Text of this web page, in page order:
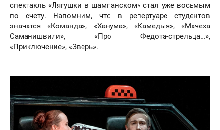
спектакль «Лягушки в шампанском» стал уже восьмым
по счету. Напомним, что в репертуаре студентов
значатся «Команда», «Ханума», «Камедыя», «Мачеха
Саманишвили», «Про Федота-стрельца…»,
«Приключение», «Зверь».